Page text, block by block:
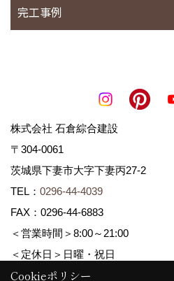
完工事例
株式会社 石倉綜合建設
〒304-0061
茨城県下妻市大字下妻丙27-2
TEL： 0296-44-4039
FAX：0296-44-6883
＜営業時間＞8:00～21:00
＜定休日＞日曜・祝日
Cookieポリシー